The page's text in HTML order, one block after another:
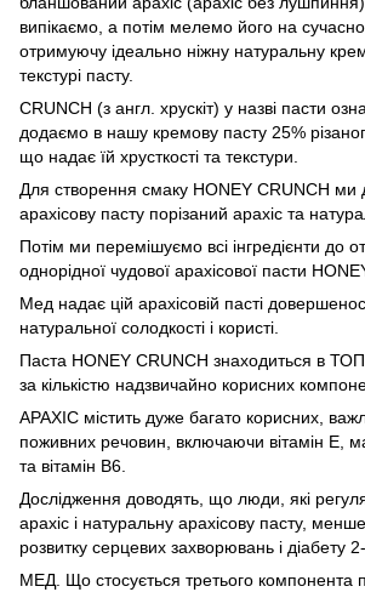
випікаємо, а потім мелемо його на
отримуючу ідеально ніжну натуральну
текстурі пасту.
CRUNCH (з англ. хрускіт) у назві пасти
додаємо в нашу кремову пасту 25%
що надає їй хрусткості та текстури.
Для створення смаку HONEY CRUNCH ми
арахісову пасту порізаний арахіс та
Потім ми перемішуємо всі інгредієнти до
однорідної чудової арахісової пасти
Мед надає цій арахісовій пасті
натуральної солодкості і користі.
Паста HONEY CRUNCH знаходиться в
за кількістю надзвичайно корисних
АРАХІС містить дуже багато корисних,
поживних речовин, включаючи вітамін Е,
та вітамін В6.
Дослідження доводять, що люди, які
арахіс і натуральну арахісову пасту,
розвитку серцевих захворювань і діабету
МЕД. Що стосується третього компонента